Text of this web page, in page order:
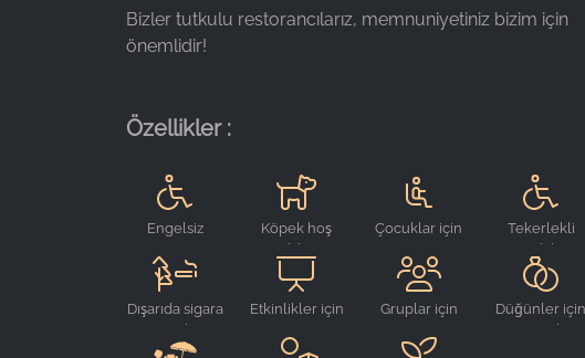
Bizler tutkulu restorancılarız, memnuniyetiniz bizim için
önemlidir!
Özellikler :
Engelsiz
Köpek hoş
geldiniz
Çocuklar için
sandalyesi
Tekerlekli
sandalye
erişimine
uygun
Dışarıda sigara
içme alanı
Etkinlikler için
Gruplar için
Düğünler için
uygundur